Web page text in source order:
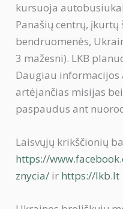
kursuoja
Panašių centrų,
bendruomenės,
3 mažesni). LKB
Daugiau informacijos
artėjančias misijas
paspaudus ant
Laisvųjų krikščionių
https://
znycia/ ir https://lkb.lt